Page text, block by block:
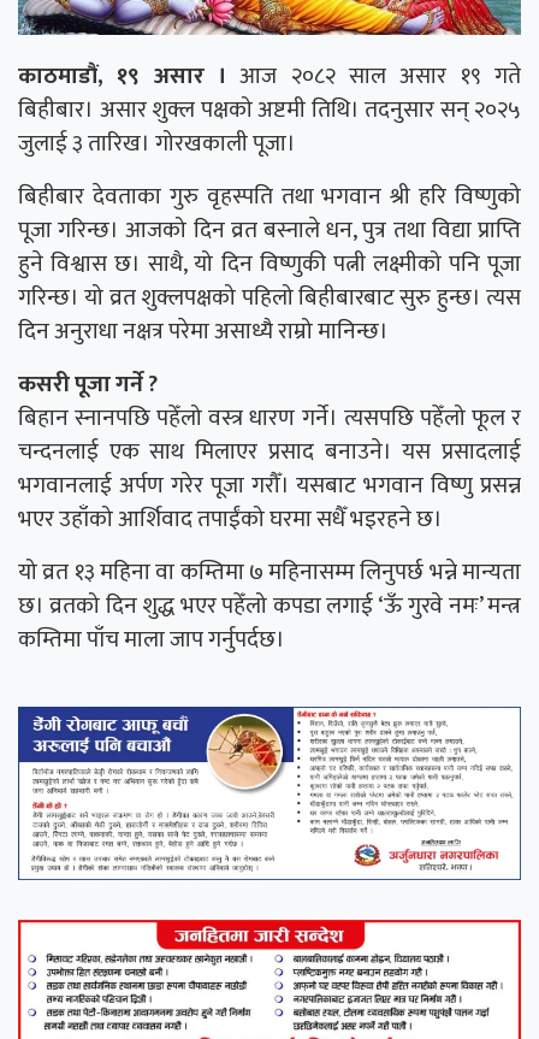
काठमाडौं, १९ असार । आज २०८२ साल असार १९ गते
बिहीबार। असार शुक्ल पक्षको अष्टमी तिथि। तदनुसार सन् २०२५
जुलाई ३ तारिख। गोरखकाली पूजा।
बिहीबार देवताका गुरु वृहस्पति तथा भगवान श्री हरि विष्णुको
पूजा गरिन्छ। आजको दिन व्रत बस्नाले धन, पुत्र तथा विद्या प्राप्ति
हुने विश्वास छ। साथै, यो दिन विष्णुकी पत्नी लक्ष्मीको पनि पूजा
गरिन्छ। यो व्रत शुक्लपक्षको पहिलो बिहीबारबाट सुरु हुन्छ। त्यस
दिन अनुराधा नक्षत्र परेमा असाध्यै राम्रो मानिन्छ।
कसरी पूजा गर्ने ?
बिहान स्नानपछि पहेँलो वस्त्र धारण गर्ने। त्यसपछि पहेँलो फूल र
चन्दनलाई एक साथ मिलाएर प्रसाद बनाउने। यस प्रसादलाई
भगवानलाई अर्पण गरेर पूजा गरौँ। यसबाट भगवान विष्णु प्रसन्न
भएर उहाँको आर्शिवाद तपाईंको घरमा सधैँ भइरहने छ।
यो व्रत १३ महिना वा कम्तिमा ७ महिनासम्म लिनुपर्छ भन्ने मान्यता
छ। व्रतको दिन शुद्ध भएर पहेँलो कपडा लगाई ‘ऊँ गुरवे नमः’ मन्त्र
कम्तिमा पाँच माला जाप गर्नुपर्दछ।